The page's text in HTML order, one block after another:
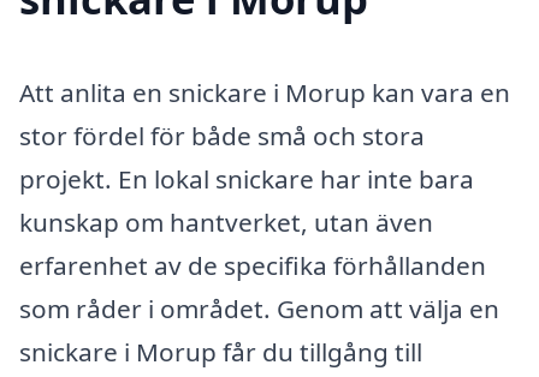
Att anlita en snickare i Morup kan vara en
stor fördel för både små och stora
projekt. En lokal snickare har inte bara
kunskap om hantverket, utan även
erfarenhet av de specifika förhållanden
som råder i området. Genom att välja en
snickare i Morup får du tillgång till